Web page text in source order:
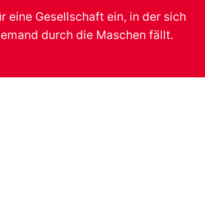
eine Gesellschaft ein, in der sich
durch die Maschen fällt.